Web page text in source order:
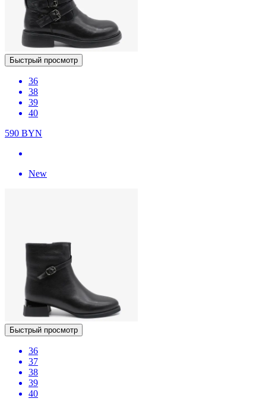
Быстрый просмотр
36
38
39
40
590 BYN
New
Быстрый просмотр
36
37
38
39
40